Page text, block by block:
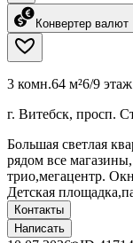
Конвертер валют
3 комн.64 м²6/9 этаж
г. Витебск, просп.
Большая светлая
рядом все
трио,мегацентр.
Детская
Контакты
Написать